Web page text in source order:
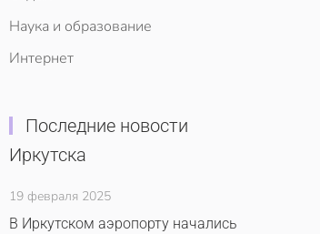
Наука и образование
Интернет
Последние новости
Иркутска
19 февраля 2025
В Иркутском аэропорту начались